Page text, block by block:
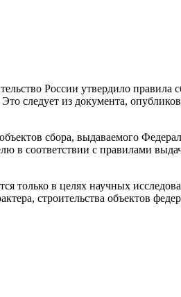
России утвердило
следует из документа,
сбора, выдаваемого
соответствии с правилами
только в целях научных
строительства объектов